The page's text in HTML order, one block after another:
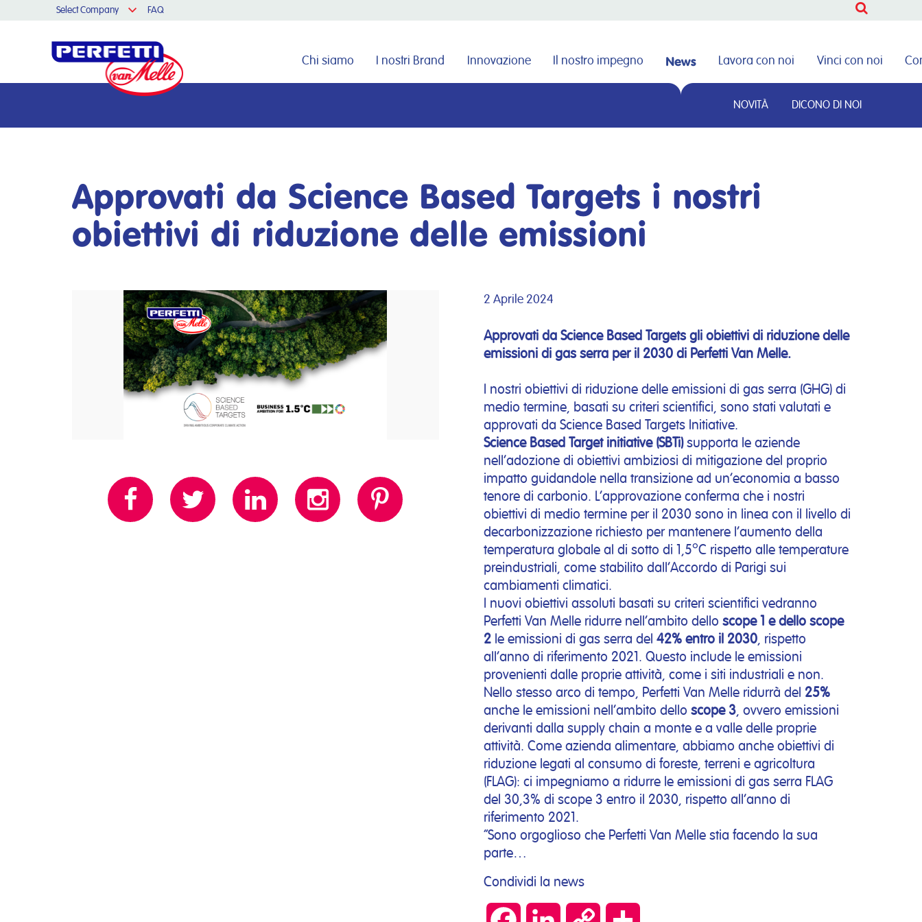
Select Company FAQ
Chi siamo I nostri Brand Innovazione Il nostro impegno News
NOVITÀ DICONO DI NOI
Lavora con noi Vinci con noi
Cerca nel sito
CERCA
Approvati da Science Based Targets i nostri
obiettivi di riduzione delle emissioni
2 Aprile 2024
Approvati da Science Based Targets gli obiettivi di riduzione delle
emissioni di gas serra per il 2030 di Perfetti Van Melle.
I nostri obiettivi di riduzione delle emissioni di gas serra (GHG) di
medio termine, basati su criteri scientifici, sono stati valutati e
approvati da Science Based Targets Initiative.
Science Based Target initiative (SBTi)supporta le aziende
nell’adozione di obiettivi ambiziosi di mitigazione del proprio
impatto guidandole nella transizione ad un’economia a basso
tenore di carbonio. L’approvazione conferma che i nostri
obiettivi di medio termine per il 2030 sono in linea con il livello di
decarbonizzazione richiesto per mantenere l’aumento della
temperatura globale al di sotto di 1,5°C rispetto alle temperature
preindustriali, come stabilito dall’Accordo di Parigi sui
cambiamenti climatici.
I nuovi obiettivi assoluti basati su criteri scientifici vedranno
Perfetti Van Melle ridurre nell’ambito dello scope 1 e dello scope
2le emissioni di gas serra del 42% entro il 2030, rispetto
all’anno di riferimento 2021. Questo include le emissioni
provenienti dalle proprie attività, come i siti industriali e non.
Nello stesso arco di tempo, Perfetti Van Melle ridurrà del 25%
anche le emissioni nell’ambito dello scope 3, ovvero emissioni
derivanti dalla supply chain a monte e a valle delle proprie
attività. Come azienda alimentare, abbiamo anche obiettivi di
riduzione legati al consumo di foreste, terreni e agricoltura
(FLAG): ci impegniamo a ridurre le emissioni di gas serra FLAG
del 30,3% di scope 3 entro il 2030, rispetto all’anno di
riferimento 2021.
“Sono orgoglioso che Perfetti Van Melle stia facendo la sua
parte…
Condividi la news